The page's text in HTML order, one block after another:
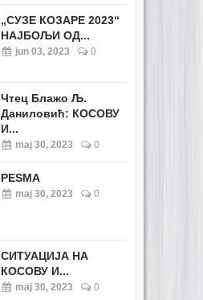
„СУЗЕ КОЗАРЕ 2023“
НАЈБОЉИ ОД...
jun 03, 2023 0
Чтец Блажо Љ.
Даниловић: КОСОВУ
И...
maj 30, 2023 0
PESMA
maj 30, 2023 0
СИТУАЦИЈА НА
КОСОВУ И...
maj 30, 2023 0